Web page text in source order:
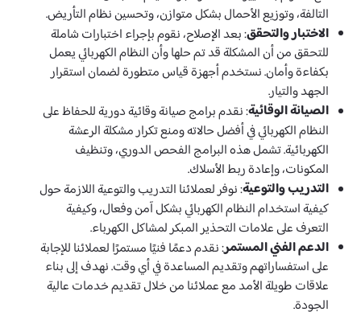
التالفة، وتوزيع الأحمال بشكل متوازن، وتحسين نظام التأريض.
الاختبار والتحقق: بعد الإصلاح، نقوم بإجراء اختبارات شاملة
للتحقق من أن المشكلة قد تم حلها وأن النظام الكهربائي يعمل
بكفاءة وأمان. نستخدم أجهزة قياس متطورة لضمان استقرار
الجهد والتيار.
الصيانة الوقائية: نقدم برامج صيانة وقائية دورية للحفاظ على
النظام الكهربائي في أفضل حالاته ومنع تكرار مشكلة الرعشة
الكهربائية. تشمل هذه البرامج الفحص الدوري، وتنظيف
المكونات، وإعادة ربط الأسلاك.
التدريب والتوعية: نوفر لعملائنا التدريب والتوعية اللازمة حول
كيفية استخدام النظام الكهربائي بشكل آمن وفعال، وكيفية
التعرف على علامات التحذير المبكر لمشاكل الكهرباء.
الدعم الفني المستمر: نقدم دعمًا فنيًا مستمرًا لعملائنا للإجابة
على استفساراتهم وتقديم المساعدة في أي وقت. نهدف إلى بناء
علاقات طويلة الأمد مع عملائنا من خلال تقديم خدمات عالية
الجودة.